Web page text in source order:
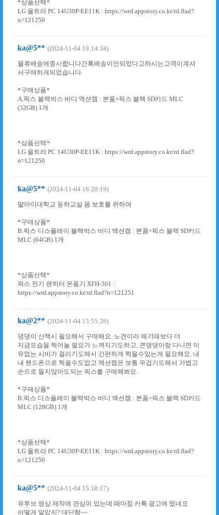
*상품선택*
LG 울트라 PC 14U30P-EE11K : https://wrd.appstory.co.kr/rd.flad?
n=121250
ka@5** (2024-11-04 19:14:34)
물류배송에종사합니다간혹배송이안되었다고하시는고객이계셔
서구매하게되었습니다
*구매상품*
A.픽스 블랙박스 바디 액션캠 : 본품+픽스 블랙 SD카드 MLC
(32GB) 1개
*상품선택*
LG 울트라 PC 14U30P-EE11K : https://wrd.appstory.co.kr/rd.flad?
n=121250
ka@5** (2024-11-04 16:20:19)
딸아이대학교 등하교실 몸 보호를 위하여
*구매상품*
B.픽스 디스플레이 블랙박스 바디 액션캠 : 본품+픽스 블랙 SD카드
MLC (64GB) 1개
*상품선택*
픽스 전기 팬히터 온풍기 XFH-301 :
https://wrd.appstory.co.kr/rd.flad?n=121251
ka@2** (2024-11-04 15:55:26)
댕댕이 산책시 필요해서 구매해요. 노견이라 애기때보다 더
지금모습을 찍어놀 필요가 느껴지기도하고, 큰댕댕이랑 다니면 이
유없는 시비가 걸리기도해서 간편하게 찍을수있는게 필요해요. 내
내 핸드폰으로 찍을수도없고 액션캠은 보통 무겁기도해서 가볍고
손으로 들지않아도되는 픽스를 구매해봐요.
*구매상품*
B.픽스 디스플레이 블랙박스 바디 액션캠 : 본품+픽스 블랙 SD카드
MLC (128GB) 1개
*상품선택*
LG 울트라 PC 14U30P-EE11K : https://wrd.appstory.co.kr/rd.flad?
n=121250
ka@5** (2024-11-04 15:18:17)
유투브 영상 제작에 관심이 있는데 때마침 카톡 광고에 떴네요
어떻게 알았지? 대단함~~